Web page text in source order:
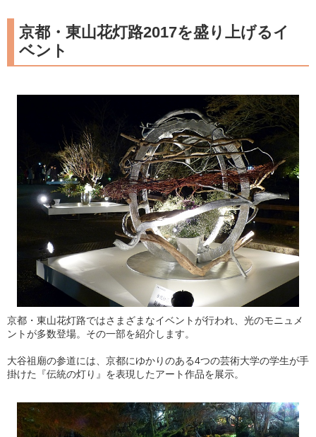
京都・東山花灯路2017を盛り上げるイ
ベント
京都・東山花灯路ではさまざまなイベントが行われ、光のモニュメ
ントが多数登場。その一部を紹介します。
大谷祖廟の参道には、京都にゆかりのある4つの芸術大学の学生が手
掛けた『伝統の灯り』を表現したアート作品を展示。